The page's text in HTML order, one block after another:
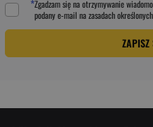
*Zgadzam się na otrzymywanie
podanye-mail na zasadach
ZAPISZ